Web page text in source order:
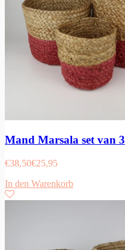
Mand Marsala set van 3
€38,50€25,95
In den Warenkorb